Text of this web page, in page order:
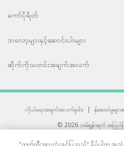
ကော်ပိုရိတ်
ဘလော့များနှင့်ဆောင်းပါးများ
ဆိုက်ကိုသတင်းအချက်အလက်
ကိုယ်ရေးအချက်အလက်မူဝါဒ | န်ဆောင်မှုများ
© 2026 ဘမ်ရွန်ဂရက် အပြည်ပ
“ကွတ်ကီးအားလုံးခွင့်ပြုသည်” နှိပ်ပါက